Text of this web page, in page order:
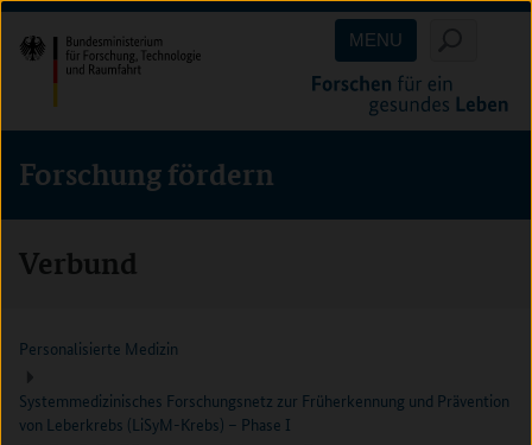
Direkt
zum
Inhalt
(Eingabetaste)
Direkt
zum
Hauptmenu
(Eingabetaste)
Direkt
zur
Suche
(Eingabetaste)
MENU
Forschung fördern
Verbund
Personalisierte Medizin
Systemmedizinisches Forschungsnetz zur Früherkennung und Prävention
von Leberkrebs (LiSyM-Krebs) – Phase I